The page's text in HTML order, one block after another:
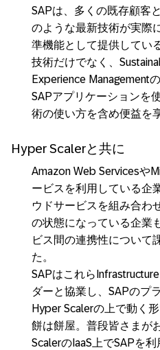
SAPは、多くの既存顧客
のような最新技術が実際
準機能として提供してい
技術だけでなく、
Experience Management
SAPアプリケーションを
術の使い方を含め便益を
Hyper Scalerと共に
Amazon Web Servicesや
ービスを利用している企
ウドサービスを組み合わ
の状態になっている企業
ビス間の連携性について
た。
SAPはこれら
ダーと協業し、SAPのプ
Hyper Scalerの上で動く
餅は餅屋。普段皆さまが
ScalerのIaaS上でSAPを利